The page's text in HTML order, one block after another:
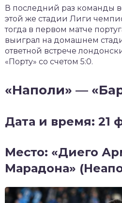
В последний раз команды
этой же стадии Лиги
тогда в первом матче
выиграл на домашнем
ответной встрече
«Порту» со счетом 5:0.
«Наполи» —
Дата и время: 21
Место: «Диего
Марадона»